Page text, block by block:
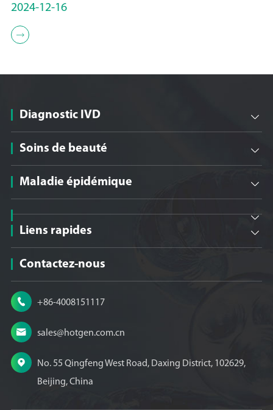
2024-12-16

Diagnostic IVD 
Soins de beauté 
Maladie épidémique 

Liens rapides 
Contactez-nous
 +86-4008151117
 sales@hotgen.com.cn

No. 55 Qingfeng West Road, Daxing District, 102629,
Beijing, China